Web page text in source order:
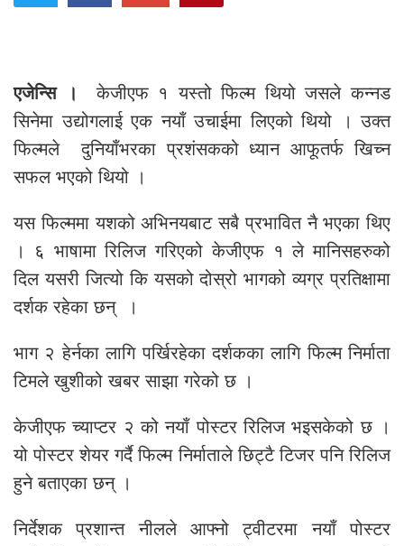
एजेन्सि ।
केजीएफ १ यस्तो फिल्म थियो जसले कन्नड
सिनेमा उद्योगलाई एक नयाँ उचाईमा लिएको थियो । उक्त
फिल्मले दुनियाँभरका प्रशंसकको ध्यान आफूतर्फ खिच्न
सफल भएको थियो ।
यस फिल्ममा यशको अभिनयबाट सबै प्रभावित नै भएका थिए
। ६ भाषामा रिलिज गरिएको केजीएफ १ ले मानिसहरुको
दिल यसरी जित्यो कि यसको दोस्रो भागको व्यग्र प्रतिक्षामा
दर्शक रहेका छन् ।
भाग २ हेर्नका लागि पर्खिरहेका दर्शकका लागि फिल्म निर्माता
टिमले खुशीको खबर साझा गरेको छ ।
केजीएफ च्याप्टर २ को नयाँ पोस्टर रिलिज भइसकेको छ ।
यो पोस्टर शेयर गर्दै फिल्म निर्माताले छिट्टै टिजर पनि रिलिज
हुने बताएका छन् ।
निर्देशक प्रशान्त नीलले आफ्नो ट्वीटरमा नयाँ पोस्टर